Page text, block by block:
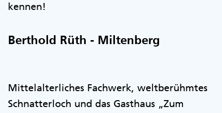
kennen!
Berthold Rüth - Miltenberg
Mittelalterliches Fachwerk, weltberühmtes
Schnatterloch und das Gasthaus „Zum